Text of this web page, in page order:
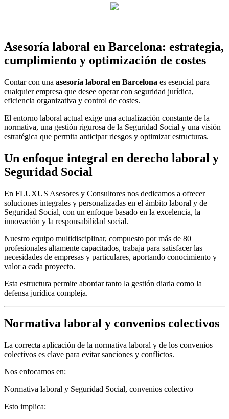
Asesoría laboral en Barcelona: estrategia,
cumplimiento y optimización de costes
Contar con una asesoría laboral en Barcelona es esencial para
cualquier empresa que desee operar con seguridad jurídica,
eficiencia organizativa y control de costes.
El entorno laboral actual exige una actualización constante de la
normativa, una gestión rigurosa de la Seguridad Social y una visión
estratégica que permita anticipar riesgos y optimizar estructuras.
Un enfoque integral en derecho laboral y
Seguridad Social
En FLUXUS Asesores y Consultores nos dedicamos a ofrecer
soluciones integrales y personalizadas en el ámbito laboral y de
Seguridad Social, con un enfoque basado en la excelencia, la
innovación y la responsabilidad social.
Nuestro equipo multidisciplinar, compuesto por más de 80
profesionales altamente capacitados, trabaja para satisfacer las
necesidades de empresas y particulares, aportando conocimiento y
valor a cada proyecto.
Esta estructura permite abordar tanto la gestión diaria como la
defensa jurídica compleja.
Normativa laboral y convenios colectivos
La correcta aplicación de la normativa laboral y de los convenios
colectivos es clave para evitar sanciones y conflictos.
Nos enfocamos en:
Normativa laboral y Seguridad Social, convenios colectivo
Esto implica: